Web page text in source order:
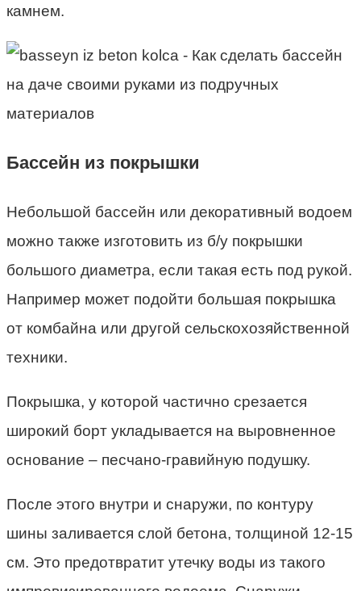
камнем.
Бассейн из покрышки
Небольшой бассейн или декоративный водоем
можно также изготовить из б/у покрышки
большого диаметра, если такая есть под рукой.
Например может подойти большая покрышка
от комбайна или другой сельскохозяйственной
техники.
Покрышка, у которой частично срезается
широкий борт укладывается на выровненное
основание – песчано-гравийную подушку.
После этого внутри и снаружи, по контуру
шины заливается слой бетона, толщиной 12-15
см. Это предотвратит утечку воды из такого